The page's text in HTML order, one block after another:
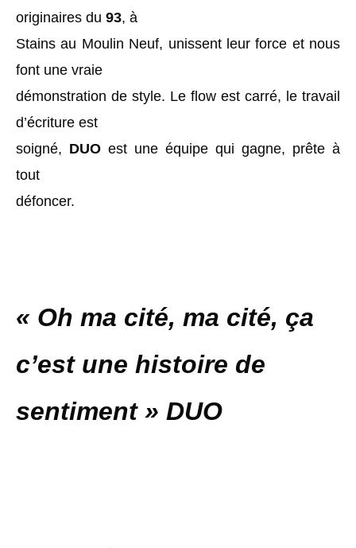
originaires du 93, à
Stains au Moulin Neuf, unissent leur force et nous
font une vraie
démonstration de style. Le flow est carré, le travail
d’écriture est
soigné, DUO est une équipe qui gagne, prête à
tout
défoncer.
« Oh ma cité, ma cité, ça
c’est une histoire de
sentiment » DUO